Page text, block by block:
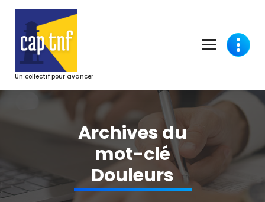
contenu
Un collectif pour avancer
Archives du
mot-clé
Douleurs